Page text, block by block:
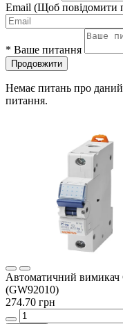
Email (Щоб повідомити
* Ваше питання
Продовжити
Немає питань про даний
питання.
Автоматичний
(GW92010)
274.70 грн